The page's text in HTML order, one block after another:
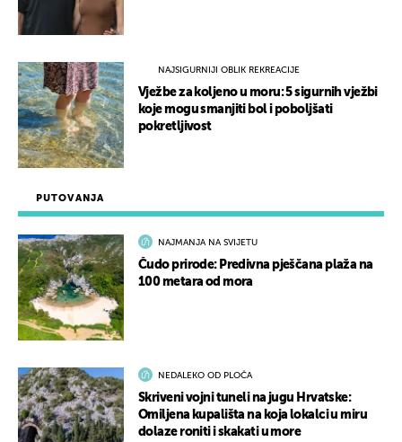
PUTOVANJA
NAJMANJA NA SVIJETU
Čudo prirode: Predivna pješčana plaža na
100 metara od mora
NEDALEKO OD PLOČA
Skriveni vojni tuneli na jugu Hrvatske:
Omiljena kupališta na koja lokalci u miru
dolaze roniti i skakati u more
NAJSIGURNIJI OBLIK REKREACIJE
Vježbe za koljeno u moru: 5 sigurnih vježbi
koje mogu smanjiti bol i poboljšati
pokretljivost